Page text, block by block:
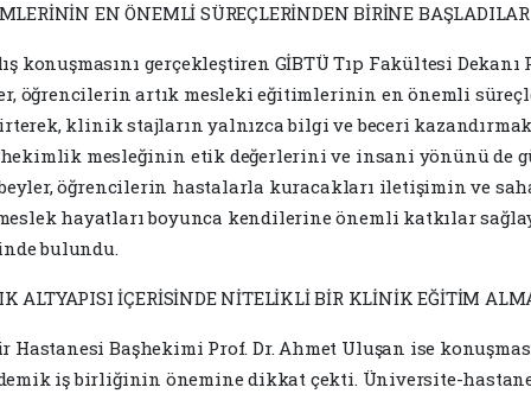
EN ÖNEMLİ SÜREÇLERİNDEN BİRİNE BAŞLADILAR
konuşmasını gerçekleştiren GİBTÜ Tıp Fakültesi Dekanı
öğrencilerin artık mesleki eğitimlerinin en önemli
klinik stajların yalnızca bilgi ve beceri
hekimlik mesleğinin etik değerlerini ve insani yönünü de
öğrencilerin hastalarla kuracakları iletişimin ve
hayatları boyunca kendilerine önemli katkılar
bulundu.
ALTYAPISI İÇERİSİNDE NİTELİKLİ BİR KLİNİK EĞİTİM
Hastanesi Başhekimi Prof. Dr. Ahmet Uluşan ise
iş birliğinin önemine dikkat çekti. Üniversite-